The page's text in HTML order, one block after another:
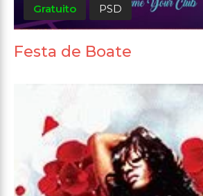
Gratuito PSD
Festa de Boate